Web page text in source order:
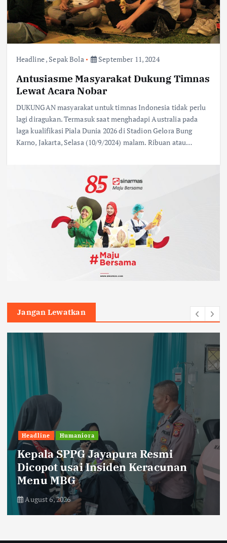
Headline, Sepak Bola September 11, 2024
Antusiasme Masyarakat Dukung Timnas
Lewat Acara Nobar
DUKUNGAN masyarakat untuk timnas Indonesia tidak perlu
lagi diragukan. Termasuk saat menghadapi Australia pada
laga kualifikasi Piala Dunia 2026 di Stadion Gelora Bung
Karno, Jakarta, Selasa (10/9/2024) malam. Ribuan atau…
Jangan Lewatkan
Headline Humaniora
Kepala SPPG Jayapura Resmi
Dicopot usai Insiden Keracunan
Menu MBG
August 6, 2026